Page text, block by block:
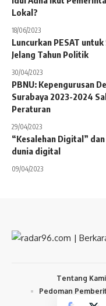
Lokal?
18/06/2023
Luncurkan PESAT
Jelang Tahun Politik
30/04/2023
PBNU: Kepengurusan
Surabaya 2023-2024
Peraturan
29/04/2023
“Kesalehan Digital”
dunia digital
09/04/2023
Tentang Kami
Pedoman